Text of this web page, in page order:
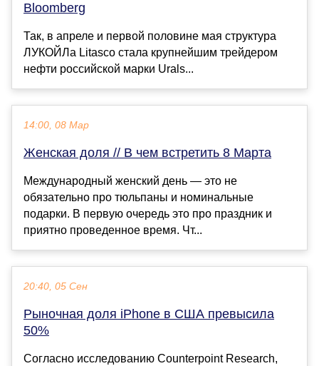
Bloomberg
Так, в апреле и первой половине мая структура
ЛУКОЙЛа Litasco стала крупнейшим трейдером
нефти российской марки Urals...
14:00, 08 Мар
Женская доля // В чем встретить 8 Марта
Международный женский день — это не
обязательно про тюльпаны и номинальные
подарки. В первую очередь это про праздник и
приятно проведенное время. Чт...
20:40, 05 Сен
Рыночная доля iPhone в США превысила
50%
Согласно исследованию Counterpoint Research,